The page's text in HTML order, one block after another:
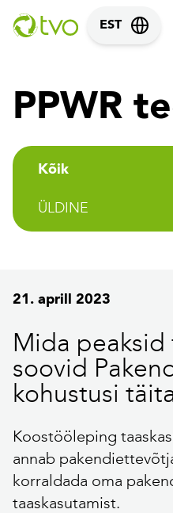
EST
PPWR
Kõik
ÜLDINE
21. aprill 2023
Mida peaksid
soovid
kohustusi
Koostööleping
annab
korraldada oma
taaskasutamist.